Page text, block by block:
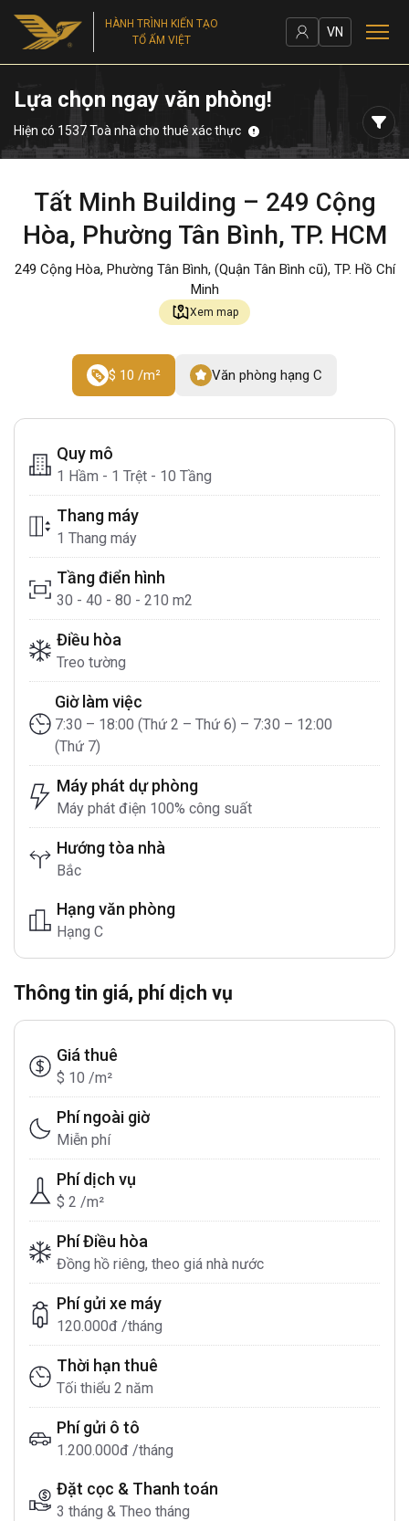
HÀNH TRÌNH KIẾN TẠO
TỔ ẤM VIỆT
VN
Lựa chọn ngay văn phòng!
Hiện có 1537 Toà nhà cho thuê xác thực
Tất Minh Building – 249 Cộng
Hòa, Phường Tân Bình, TP. HCM
249 Cộng Hòa, Phường Tân Bình, (Quận Tân Bình cũ), TP. Hồ Chí
Minh
Xem map
$ 10 /m² Văn phòng hạng C
Quy mô
1 Hầm - 1 Trệt - 10 Tầng
Thang máy
1 Thang máy
Tầng điển hình
30 - 40 - 80 - 210 m2
Điều hòa
Treo tường
Giờ làm việc
7:30 – 18:00 (Thứ 2 – Thứ 6) – 7:30 – 12:00
(Thứ 7)
Máy phát dự phòng
Máy phát điện 100% công suất
Hướng tòa nhà
Bắc
Hạng văn phòng
Hạng C
Thông tin giá, phí dịch vụ
Giá thuê
$ 10 /m²
Phí ngoài giờ
Miễn phí
Phí dịch vụ
$ 2 /m²
Phí Điều hòa
Đồng hồ riêng, theo giá nhà nước
Phí gửi xe máy
120.000đ /tháng
Thời hạn thuê
Tối thiểu 2 năm
Phí gửi ô tô
1.200.000đ /tháng
Đặt cọc & Thanh toán
3 tháng & Theo tháng